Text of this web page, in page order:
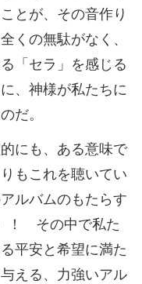
とが、その音作り
くの無駄がなく、
「セラ」を感じる
、神様が私たちに
だ。
にも、ある意味で
もこれを聴いてい
ルバムのもたらす
！ その中で私た
平安と希望に満た
える、力強いアル